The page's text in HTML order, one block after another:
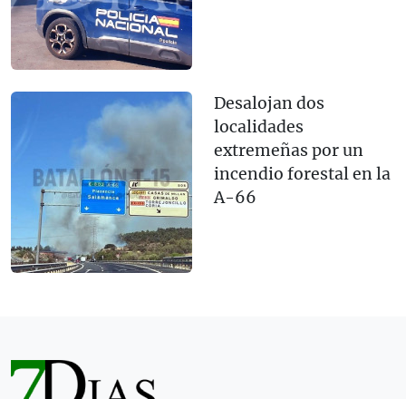
Desalojan dos
localidades
extremeñas por un
incendio forestal en la
A-66